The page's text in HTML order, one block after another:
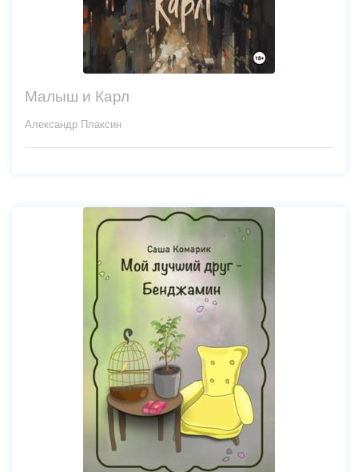
Малыш и Карл
Александр Плаксин